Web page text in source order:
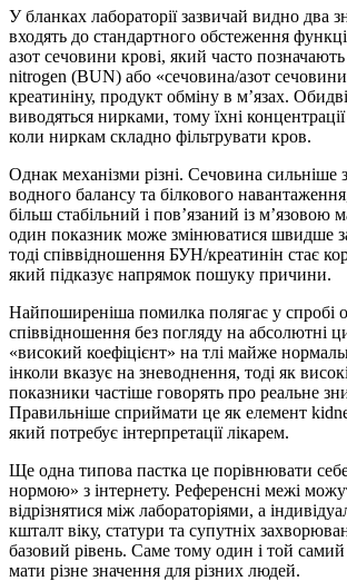
У бланках лабораторії зазвичай видно два
входять до стандартного обстеження
азот сечовини крові, який часто
nitrogen (BUN) або «сечовина/азот
креатиніну, продукт обміну в м’язах.
виводяться нирками, тому їхні
коли ниркам складно фільтрувати кров.
Однак механізми різні. Сечовина сильніше
водного балансу та білкового
більш стабільний і пов’язаний із м’язовою
один показник може змінюватися швидше
тоді співвідношення БУН/креатинін стає
який підказує напрямок пошуку причини.
Найпоширеніша помилка полягає у спробі
співвідношення без погляду на абсолютні
«високий коефіцієнт» на тлі майже
інколи вказує на зневоднення, тоді як
показники частіше говорять про реальне
Правильніше сприймати це як елемент
який потребує інтерпретації лікарем.
Ще одна типова пастка це порівнювати
нормою» з інтернету. Референсні межі
відрізнятися між лабораторіями, а
кшталт віку, статури та супутніх
базовий рівень. Саме тому один і той
мати різне значення для різних людей.